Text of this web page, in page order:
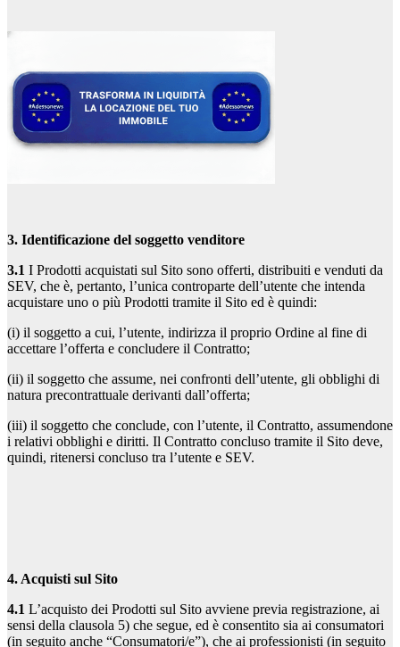
3. Identificazione del soggetto venditore
3.1 I Prodotti acquistati sul Sito sono offerti, distribuiti e venduti da
SEV, che è, pertanto, l’unica controparte dell’utente che intenda
acquistare uno o più Prodotti tramite il Sito ed è quindi:
(i) il soggetto a cui, l’utente, indirizza il proprio Ordine al fine di
accettare l’offerta e concludere il Contratto;
(ii) il soggetto che assume, nei confronti dell’utente, gli obblighi di
natura precontrattuale derivanti dall’offerta;
(iii) il soggetto che conclude, con l’utente, il Contratto, assumendone
i relativi obblighi e diritti. Il Contratto concluso tramite il Sito deve,
quindi, ritenersi concluso tra l’utente e SEV.
4. Acquisti sul Sito
4.1 L’acquisto dei Prodotti sul Sito avviene previa registrazione, ai
sensi della clausola 5) che segue, ed è consentito sia ai consumatori
(in seguito anche “Consumatori/e”), che ai professionisti (in seguito